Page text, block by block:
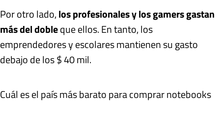
Por otro lado,los profesionales y los gamers gastan
más del dobleque ellos. En tanto, los
emprendedores y escolares mantienen su gasto
debajo de los $ 40 mil.
Cuál es el país más barato para comprar notebooks